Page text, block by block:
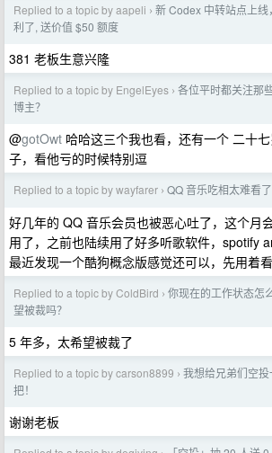
Replied to a topic by aapeli › 新 Codex 中转站点上线
利了, 送价值 $50 额度
381 老板生意兴隆
Replied to a topic by EngelEyes › 各位平时都关注那
博主？
@gotOwt 哈哈这三个我也看，还有一个 二十
子，看他亏的时候特别逗
Replied to a topic by wayfarer › QQ 音乐吃相太难看了
好几年的 QQ 音乐会员也被恶心吐了，这个月
用了，之前也陆续用了好多听歌软件，spotify
最近发现一个酷狗概念版感觉还可以，先用着
Replied to a topic by ColdBird › 你现在的工作状态怎
望被裁吗？
5 年多，太希望被裁了
Replied to a topic by carson8899 › 我想给兄弟们空投
把！
谢谢老板